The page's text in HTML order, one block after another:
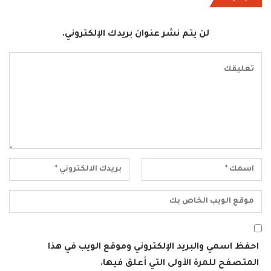
لن يتم نشر عنوان بريدك الإلكتروني.
احفظ اسمي والبريد الإلكتروني وموقع الويب في هذا
المتصفح للمرة الأولى التي أعلق فيها.